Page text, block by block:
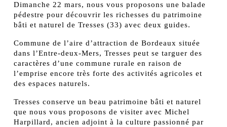
Dimanche 22 mars, nous vous proposons une balade
pédestre pour découvrir les richesses du patrimoine
bâti et naturel de Tresses (33) avec deux guides.
Commune de l’aire d’attraction de Bordeaux située
dans l’Entre-deux-Mers, Tresses peut se targuer des
caractères d’une commune rurale en raison de
l’emprise encore très forte des activités agricoles et
des espaces naturels.
Tresses conserve un beau patrimoine bâti et naturel
que nous vous proposons de visiter avec Michel
Harpillard, ancien adjoint à la culture passionné par